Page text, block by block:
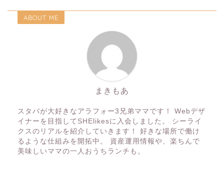
ABOUT ME
まきもあ
スタバが大好きなアラフォー3兄弟ママです！ Webデザ
イナーを目指してSHElikesに入会しました。 シーライ
クスのリアルを紹介していきます！ 好きな場所で働け
るような仕組みを開拓中。 資産運用情報や、楽ちんで
美味しいママの一人おうちランチも。